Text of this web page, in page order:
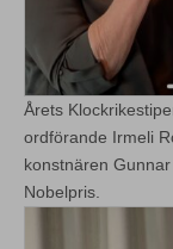
Årets
ordförande Irmeli
konstnären
Nobelpris.